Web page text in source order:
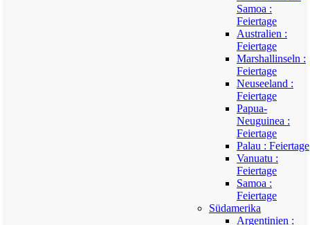
Samoa :
Feiertage
Australien :
Feiertage
Marshallinseln :
Feiertage
Neuseeland :
Feiertage
Papua-
Neuguinea :
Feiertage
Palau : Feiertage
Vanuatu :
Feiertage
Samoa :
Feiertage
Südamerika
Argentinien :